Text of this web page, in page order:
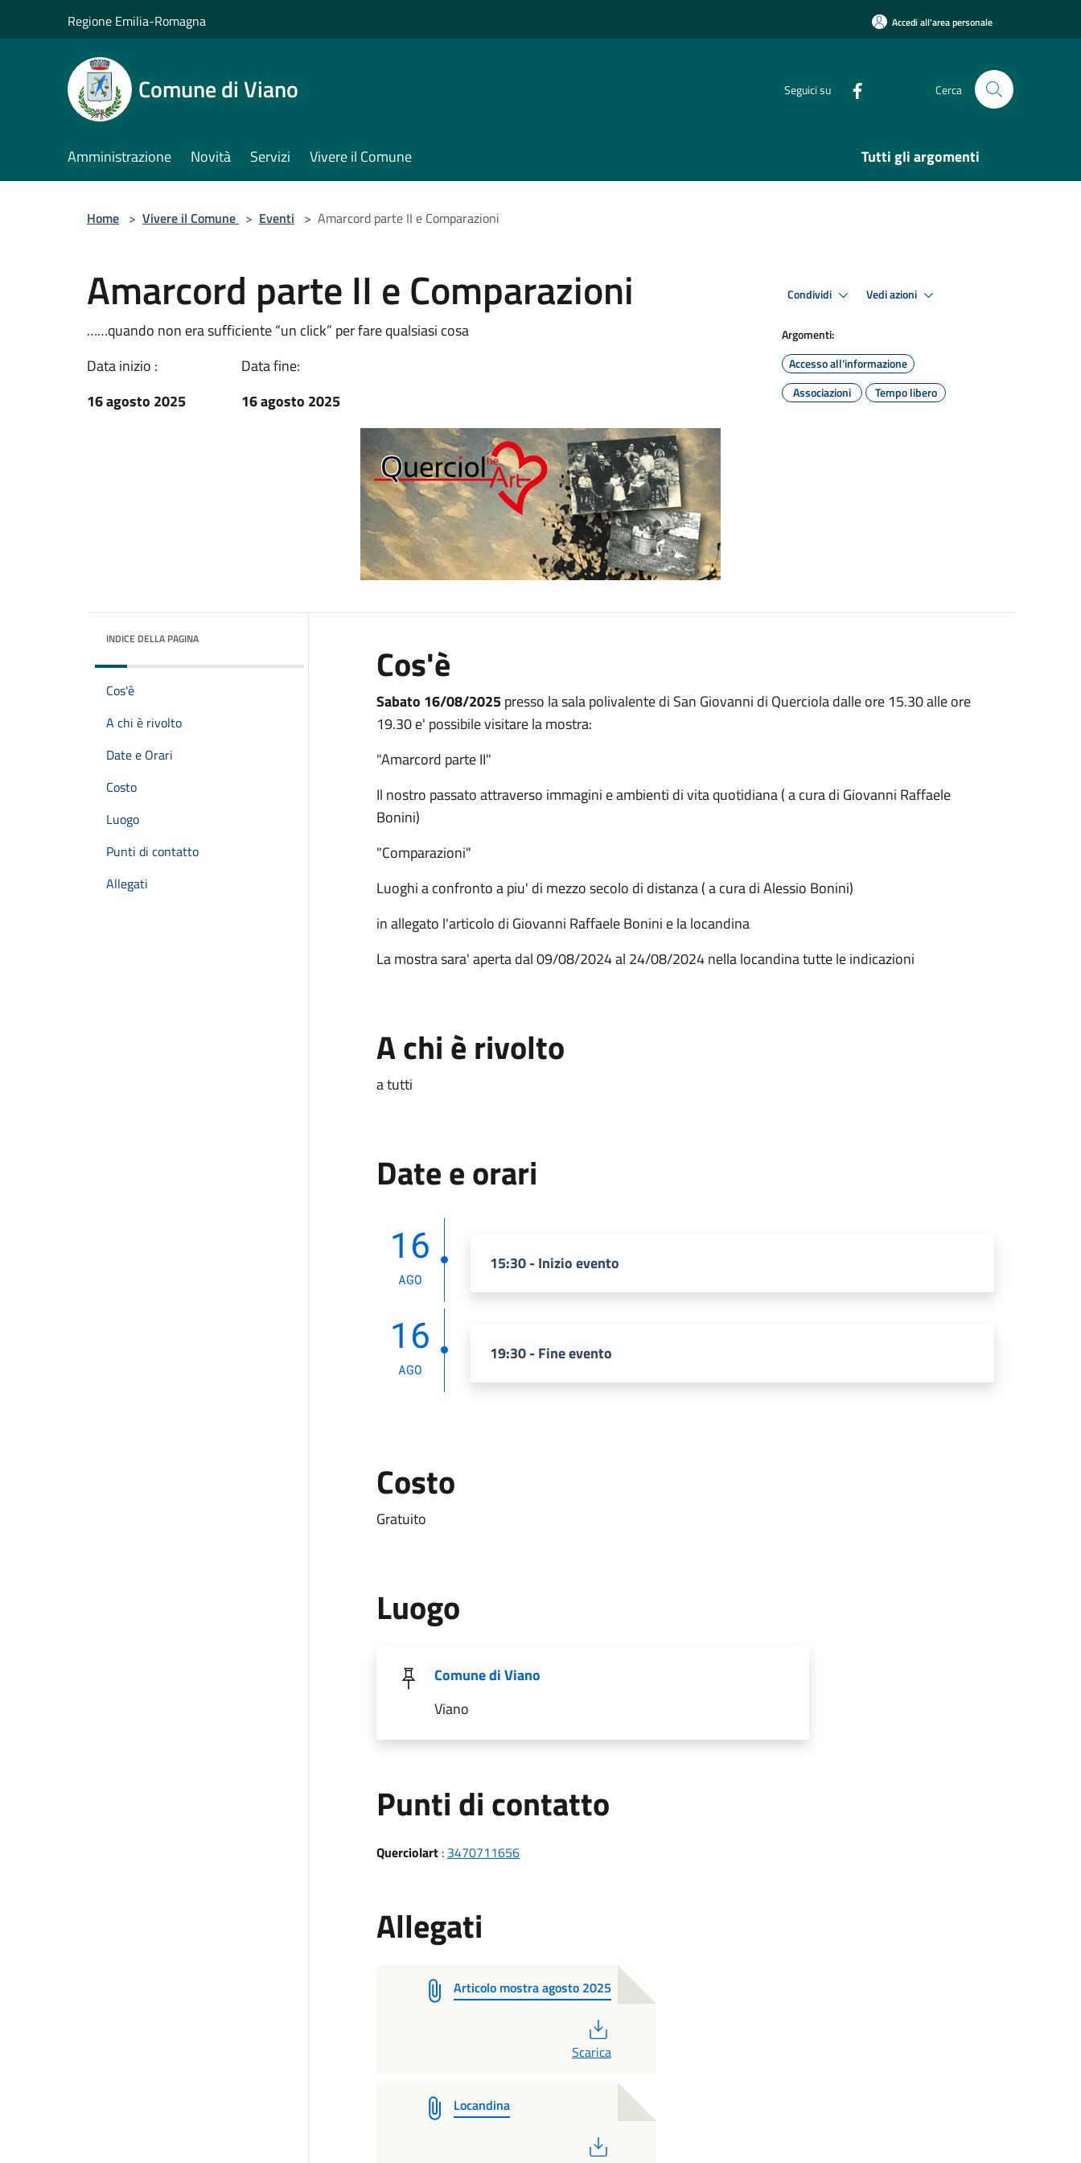
Regione Emilia-Romagna Accedi all'area personale
Comune di Viano Seguici su Cerca
Amministrazione Novità Servizi Vivere il Comune Tutti gli argomenti
Home > Vivere il Comune > Eventi > Amarcord parte II e Comparazioni
Amarcord parte II e Comparazioni
……quando non era sufficiente “un click” per fare qualsiasi cosa
Data inizio :
16 agosto 2025
Data fine:
16 agosto 2025
Condividi Vedi azioni
Argomenti:
Accesso all'informazione
Associazioni
Tempo libero
INDICE DELLA PAGINA
Cos'è
A chi è rivolto
Date e Orari
Costo
Luogo
Punti di contatto
Allegati
Cos'è
Sabato 16/08/2025presso la sala polivalente di San Giovanni di Querciola dalle ore 15.30 alle ore
19.30 e' possibile visitare la mostra:
"Amarcord parte II"
Il nostro passato attraverso immagini e ambienti di vita quotidiana ( a cura di Giovanni Raffaele
Bonini)
"Comparazioni"
Luoghi a confronto a piu' di mezzo secolo di distanza ( a cura di Alessio Bonini)
in allegato l'articolo di Giovanni Raffaele Bonini e la locandina
La mostra sara' aperta dal 09/08/2024 al 24/08/2024 nella locandina tutte le indicazioni
A chi è rivolto
a tutti
Date e orari
16
AGO
15:30 - Inizio evento
16
AGO
19:30 - Fine evento
Costo
Gratuito
Luogo
Comune di Viano
Viano
Punti di contatto
Querciolart: 3470711656
Allegati
Articolo mostra agosto 2025
Scarica
Locandina